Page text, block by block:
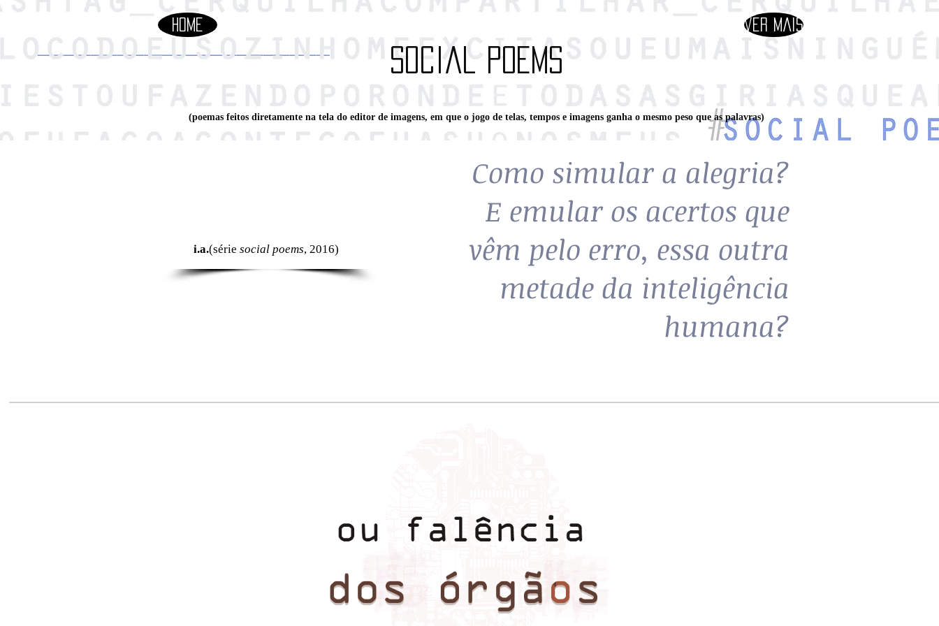
social poems
(poemas feitos diretamente na tela do editor de imagens, em que o jogo de telas, tempos e imagens ganha o mesmo peso que as palavras)
Home ver mais
i.a.(série social poems, 2016)
Como simular a alegria?
E emular os acertos que
vêm pelo erro, essa outra
metade da inteligência
humana?